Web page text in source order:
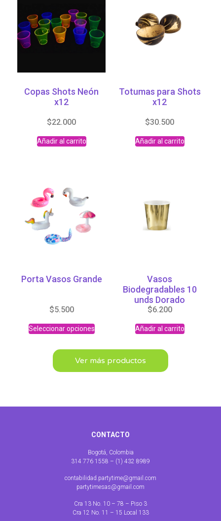
Copas Shots Neón
x12
$22.000
Añadir al carrito
Totumas para Shots
x12
$30.500
Añadir al carrito
Porta Vasos Grande
$5.500
Seleccionar opciones
Vasos
Biodegradables 10
unds Dorado
$6.200
Añadir al carrito
Ver más productos
CONTACTO
Bogotá, Colombia
314 776 1558 – (1) 432 8989
contabilidad.partytime@gmail.com
partytimesas@gmail.com
Cra 13 No. 10 – 78 – Piso 3
Cra 12 No. 11 – 15 Local 133